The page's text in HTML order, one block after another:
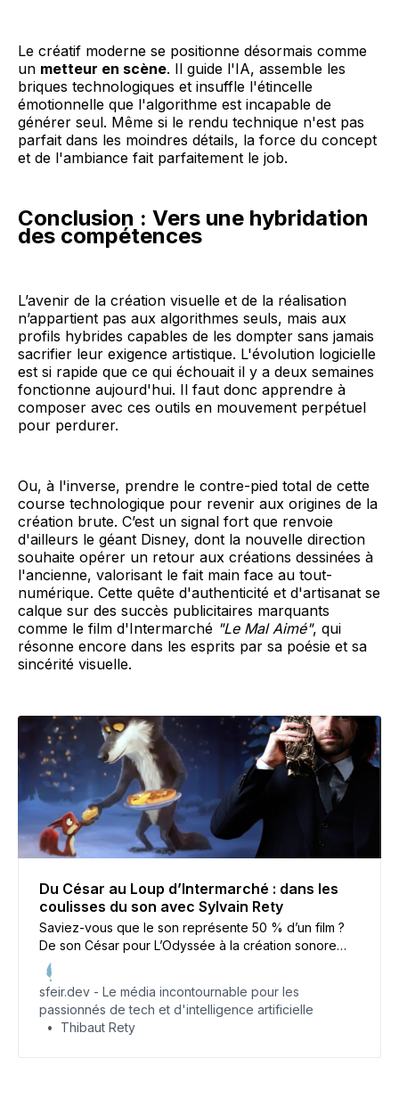
Le créatif moderne se positionne désormais comme
un metteur en scène. Il guide l'IA, assemble les
briques technologiques et insuffle l'étincelle
émotionnelle que l'algorithme est incapable de
générer seul. Même si le rendu technique n'est pas
parfait dans les moindres détails, la force du concept
et de l'ambiance fait parfaitement le job.
Conclusion : Vers une hybridation
des compétences
L’avenir de la création visuelle et de la réalisation
n’appartient pas aux algorithmes seuls, mais aux
profils hybrides capables de les dompter sans jamais
sacrifier leur exigence artistique. L'évolution logicielle
est si rapide que ce qui échouait il y a deux semaines
fonctionne aujourd'hui. Il faut donc apprendre à
composer avec ces outils en mouvement perpétuel
pour perdurer.
Ou, à l'inverse, prendre le contre-pied total de cette
course technologique pour revenir aux origines de la
création brute. C’est un signal fort que renvoie
d'ailleurs le géant Disney, dont la nouvelle direction
souhaite opérer un retour aux créations dessinées à
l'ancienne, valorisant le fait main face au tout-
numérique. Cette quête d'authenticité et d'artisanat se
calque sur des succès publicitaires marquants
comme le film d'Intermarché "Le Mal Aimé", qui
résonne encore dans les esprits par sa poésie et sa
sincérité visuelle.
Du César au Loup d’Intermarché : dans les
coulisses du son avec Sylvain Rety
Saviez-vous que le son représente 50 % d’un film ?
De son César pour L’Odyssée à la création sonore
intégrale du film Le Loup d’Intermarché, Sylvain Rety
nous ouvre les portes de son studio.
sfeir.dev - Le média incontournable pour les
passionnés de tech et d'intelligence artificielle
Thibaut Rety